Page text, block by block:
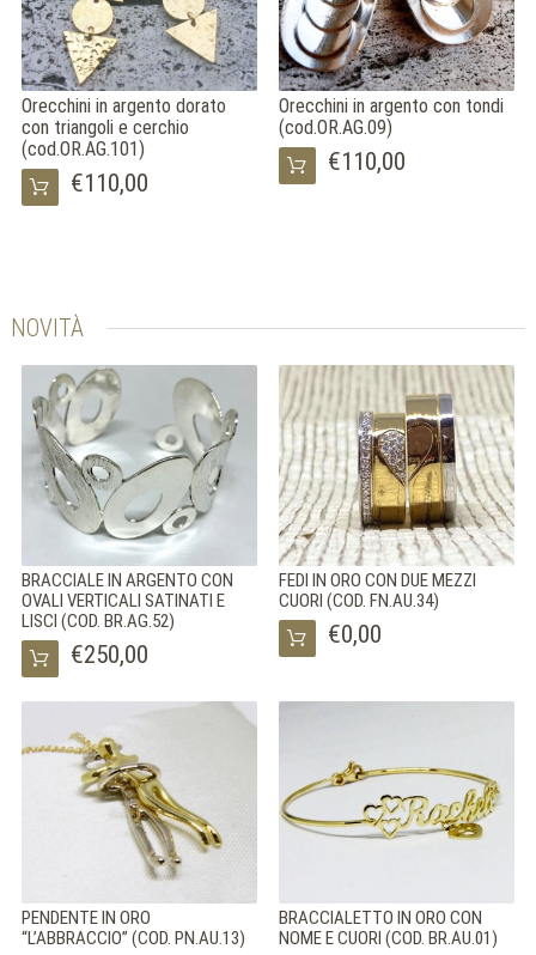
Orecchini in argento dorato
con triangoli e cerchio
(cod.OR.AG.101)
€110,00
Orecchini in argento con tondi
(cod.OR.AG.09)
€110,00
NOVITÀ
BRACCIALE IN ARGENTO CON
OVALI VERTICALI SATINATI E
LISCI (COD. BR.AG.52)
€250,00
FEDI IN ORO CON DUE MEZZI
CUORI (COD. FN.AU.34)
€0,00
PENDENTE IN ORO
“L’ABBRACCIO” (COD. PN.AU.13)
BRACCIALETTO IN ORO CON
NOME E CUORI (COD. BR.AU.01)